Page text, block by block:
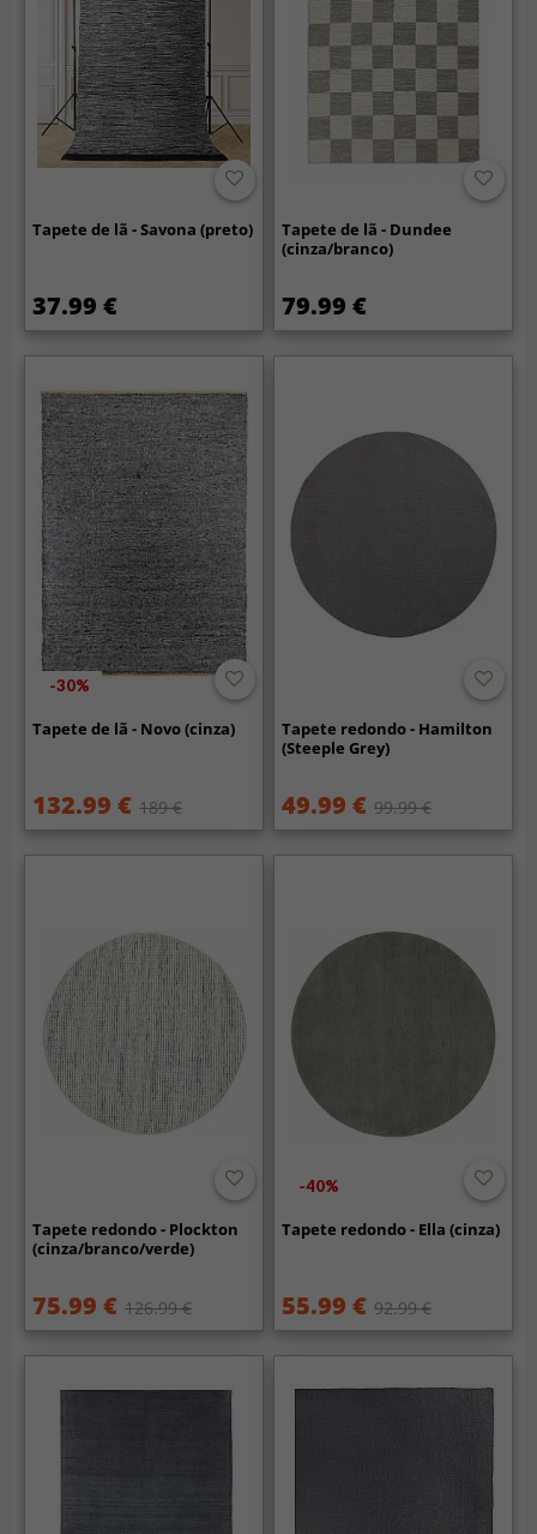
Tapete de lã - Savona (preto)
37.99 €
Tapete de lã - Dundee
(cinza/branco)
79.99 €
-30%
Tapete de lã - Novo (cinza)
132.99 € 189 €
Tapete redondo - Hamilton
(Steeple Grey)
49.99 € 99.99 €
Tapete redondo - Plockton
(cinza/branco/verde)
75.99 € 126.99 €
-40%
Tapete redondo - Ella (cinza)
55.99 € 92.99 €